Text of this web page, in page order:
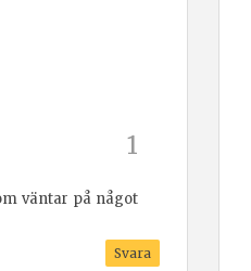
väntar på något
Svara